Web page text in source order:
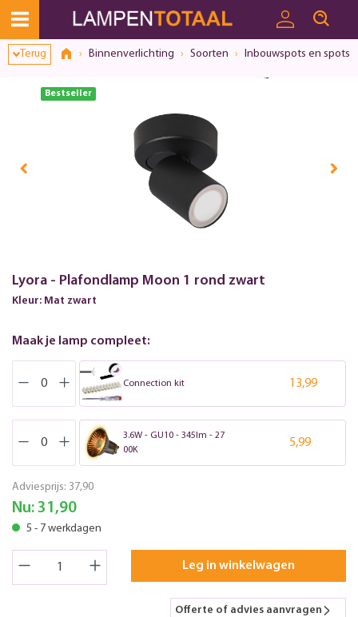
Terug Binnenverlichting Soorten Inbouwspots en spots
Bestseller
Lyora - Plafondlamp Moon 1 rond zwart
Kleur: Mat zwart
Maak je lamp compleet:
Connection kit 13,99
3.6W - GU10 - 345lm - 27
00K
5,99
Adviesprijs: 37,90
Nu: 31,90
5 - 7 werkdagen
Leg in winkelwagen
Offerte of advies aanvragen